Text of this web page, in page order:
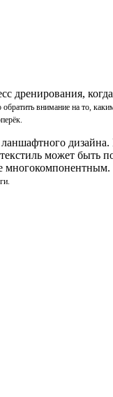
дренирования,
внимание на то,
ланшафтного
может
многокомпонентным.